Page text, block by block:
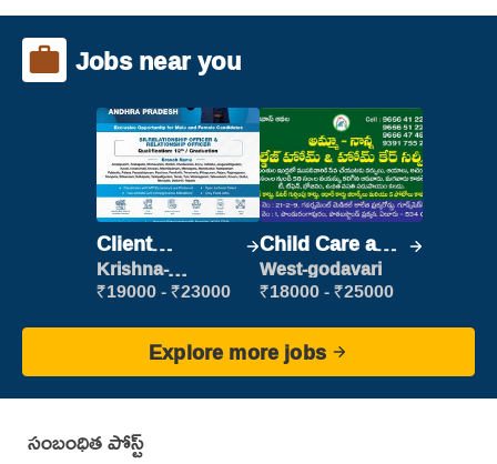
Jobs near you
Client
Relationship
Executive
Krishna-
vijayawada
₹19000 - ₹23000
Child Care and
Patient care
West-godavari
₹18000 - ₹25000
Explore more jobs
సంబంధిత పోస్ట్